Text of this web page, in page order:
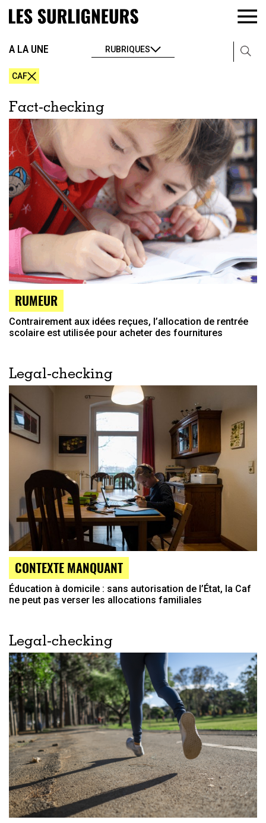
A LA UNE RUBRIQUES
CAF
Fact-checking
RUMEUR
Contrairement aux idées reçues, l’allocation de rentrée
scolaire est utilisée pour acheter des fournitures
Legal-checking
CONTEXTE MANQUANT
Éducation à domicile : sans autorisation de l’État, la Caf
ne peut pas verser les allocations familiales
Legal-checking